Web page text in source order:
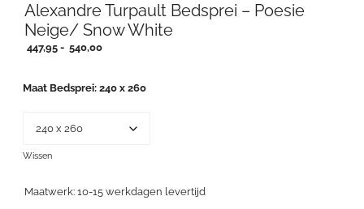
Alexandre Turpault Bedsprei – Poesie
Neige/ Snow White
447,95 - 540,00Prijsklasse:
540,00
Maat Bedsprei 240 x 260
Wissen
Maatwerk: 10-15 werkdagen levertijd